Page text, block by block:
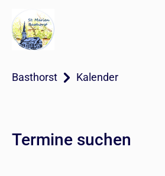
Basthorst Kalender
Termine suchen